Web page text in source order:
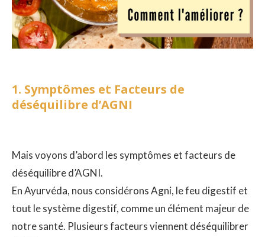
1. Symptômes et Facteurs de
déséquilibre d’AGNI
Mais voyons d’abord les symptômes et facteurs de
déséquilibre d’AGNI.
En Ayurvéda, nous considérons Agni, le feu digestif et
tout le système digestif, comme un élément majeur de
notre santé. Plusieurs facteurs viennent déséquilibrer